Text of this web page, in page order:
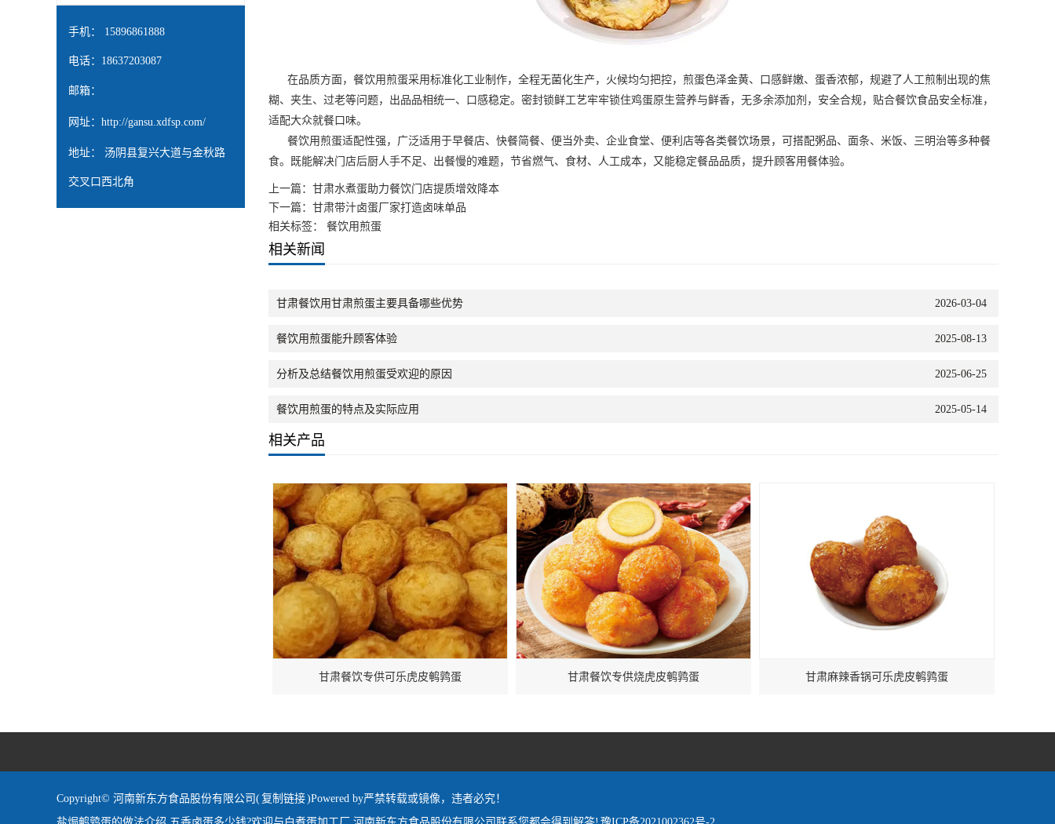
手机： 15896861888
电话：18637203087
邮箱：
网址： http://gansu.xdfsp.com/
地址： 汤阴县复兴大道与金秋路
交叉口西北角
在品质方面，餐饮用煎蛋采用标准化工业制作，全程无菌化生产，火候均匀把控，煎蛋色泽金黄、口感鲜嫩、蛋香浓郁，规避了人工煎制出现的焦
糊、夹生、过老等问题，出品品相统一、口感稳定。密封锁鲜工艺牢牢锁住鸡蛋原生营养与鲜香，无多余添加剂，安全合规，贴合餐饮食品安全标准，
适配大众就餐口味。
餐饮用煎蛋适配性强，广泛适用于早餐店、快餐简餐、便当外卖、企业食堂、便利店等各类餐饮场景，可搭配粥品、面条、米饭、三明治等多种餐
食。既能解决门店后厨人手不足、出餐慢的难题，节省燃气、食材、人工成本，又能稳定餐品品质，提升顾客用餐体验。
上一篇： 甘肃水煮蛋助力餐饮门店提质增效降本
下一篇： 甘肃带汁卤蛋厂家打造卤味单品
相关标签： 餐饮用煎蛋
相关新闻
2026-03-04
甘肃餐饮用甘肃煎蛋主要具备哪些优势
2025-08-13
餐饮用煎蛋能升顾客体验
2025-06-25
分析及总结餐饮用煎蛋受欢迎的原因
2025-05-14
餐饮用煎蛋的特点及实际应用
相关产品
甘肃餐饮专供可乐虎皮鹌鹑蛋 甘肃餐饮专供烧虎皮鹌鹑蛋 甘肃麻辣香锅可乐虎皮鹌鹑蛋
Copyright© 河南新东方食品股份有限公司(复制链接)Powered by严禁转载或镜像，违者必究！